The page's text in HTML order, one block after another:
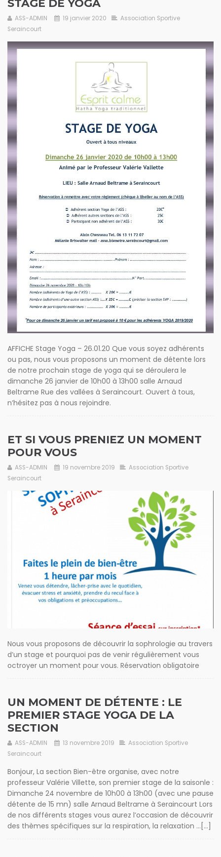
STAGE DE YOGA
ASS-ADMIN 19 janvier 2020
Association Sportive
Seraincourt
AFFICHE Stage Yoga – 26.01.20 Que vous soyez adhérents
ou pas, nous vous proposons un moment de détente lors
de notre prochain stage de yoga qui se déroulera le
dimanche 26 janvier de 10h00 à 13h00 salle Arnaud
Beltrame Rue des vallées à Seraincourt. Ouvert à tous,
n’hésitez pas à nous rejoindre.
ET SI VOUS PRENIEZ UN MOMENT
POUR VOUS
ASS-ADMIN 19 novembre 2019
Association Sportive
Seraincourt
Nous vous proposons de découvrir la sophrologie au travers
d’un stage et pourquoi pas de venir régulièrement vous
octroyer un moment pour vous. Réservation obligatoire
UN MOMENT DE DÉTENTE : LE
PREMIER STAGE YOGA DE LA
SECTION
ASS-ADMIN 13 novembre 2019
Association Sportive
Seraincourt
Bonjour, La section Bien-être organise, avec notre
professeur Valérie Villette, son premier stage de la saisonle :
Dimanche 24 novembre de 10h00 à 13h00 (avec une pause
détente de 15 mn) salle Arnaud Beltrame à Seraincourt Lors
de nos différents stages vous aurez l’occasion de découvrir
des thèmes spécifiques sur la respiration, la relaxation …[...]